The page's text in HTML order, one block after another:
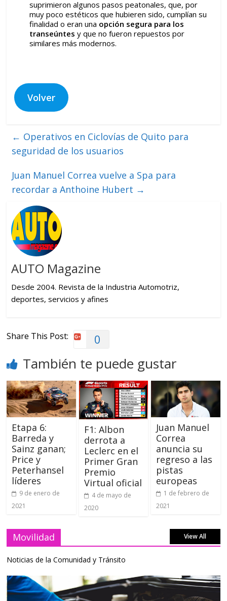
suprimieron algunos pasos peatonales, que, por
muy poco estéticos que hubieren sido, cumplían su
finalidad o eran una opción segura para los
transeúntes y que no fueron repuestos por
similares más modernos.
Volver
← Operativos en Ciclovías de Quito para
seguridad de los usuarios
Juan Manuel Correa vuelve a Spa para
recordar a Anthoine Hubert →
AUTO Magazine
Desde 2004. Revista de la Industria Automotriz,
deportes, servicios y afines
Share This Post: 0
También te puede gustar
Etapa 6:
Barreda y
Sainz ganan;
Price y
Peterhansel
líderes
9 de enero de
2021
F1: Albon
derrota a
Leclerc en el
Primer Gran
Premio
Virtual oficial
4 de mayo de
2020
Juan Manuel
Correa
anuncia su
regreso a las
pistas
europeas
1 de febrero de
2021
Movilidad View All
Noticias de la Comunidad y Tránsito